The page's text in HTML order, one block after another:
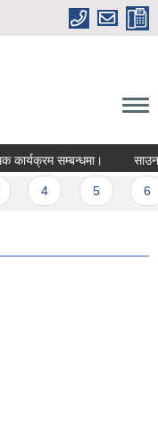
कार्यक्रम सम्बन्धमा।